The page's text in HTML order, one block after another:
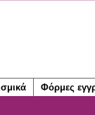
Φόρμες